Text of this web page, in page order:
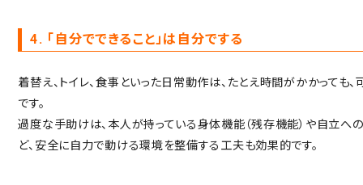
4. 「自分でできること」は自分でする
着替え、トイレ、食事といった日常動作は、たとえ時間がかかっても
です。
過度な手助けは、本人が持っている身体機能（残存機能）や自立へ
ど、安全に自力で動ける環境を整備する工夫も効果的です。